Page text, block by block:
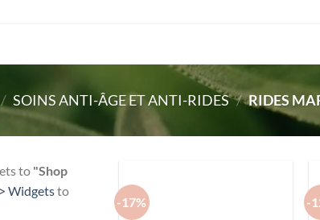
/ SOINS ANTI-ÂGE ET ANTI-RIDES / RIDES
to "Shop
Widgetsto
-17% -